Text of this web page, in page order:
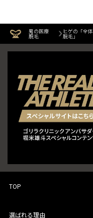
男の医療
脱毛
ヒゲの「全体
脱毛」
TOP
選ばれる理由